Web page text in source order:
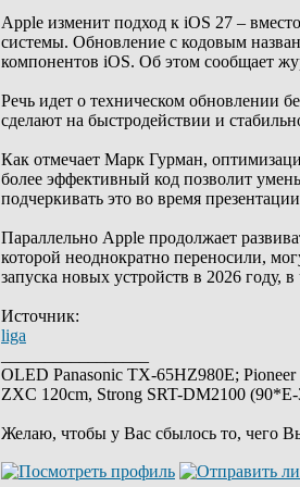
Apple изменит подход к iOS 27 –
системы. Обновление с кодовым
компонентов iOS. Об этом сообщает
Речь идет о техническом обновлении
сделают на быстродействии и
Как отмечает Марк Гурман,
более эффективный код позволит
подчеркивать это во время
Параллельно Apple продолжает
которой неоднократно переносили,
запуска новых устройств в 2026 году,
Источник:
liga
OLED Panasonic TX-65HZ980E;
ZXC 120cm, Strong SRT-DM2100
Желаю, чтобы у Вас сбылось то, чего